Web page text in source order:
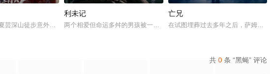
穿腹斩灵杀，女鬼点名要命！一幕幕“连环鬼杀”怵目惊心，令人胆寒！时局动荡，冤
芸深山徒步意外坠崖后闯入隐秘古宅求救，得男主人石桥留宿，却陷入更恐怖的诡异事件，包
利未记
两个相爱但命运多舛的男孩被一个暴力的存在所纠缠，这个存在会以
亡兄
在试图埋葬过去多年之后，萨姆被
共 0 条 “黑蝇” 评论